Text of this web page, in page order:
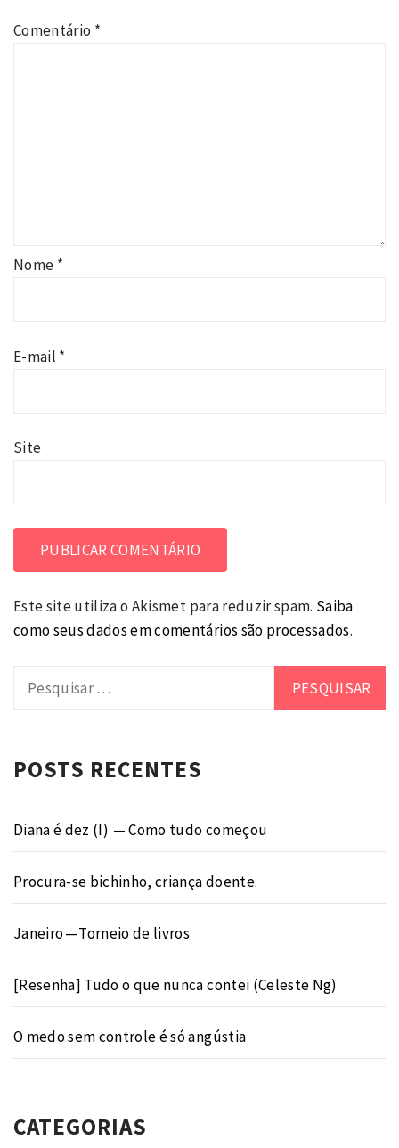
Comentário *
Nome *
E-mail *
Site
Este site utiliza o Akismet para reduzir spam. Saiba
como seus dados em comentários são processados.
por:
POSTS RECENTES
Diana é dez (I) — Como tudo começou
Procura-se bichinho, criança doente.
Janeiro — Torneio de livros
[Resenha] Tudo o que nunca contei (Celeste Ng)
O medo sem controle é só angústia
CATEGORIAS